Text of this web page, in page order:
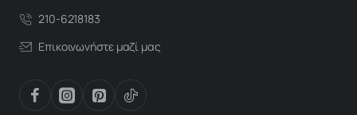
210-6218183
Επικοινωνήστε μαζί μας